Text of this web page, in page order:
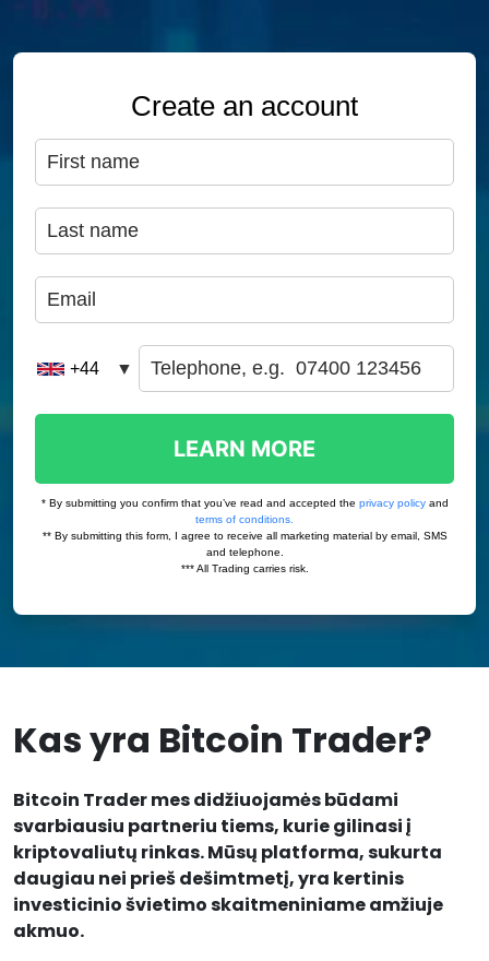
Kas yra Bitcoin Trader?
Bitcoin Trader mes didžiuojamės būdami
svarbiausiu partneriu tiems, kurie gilinasi į
kriptovaliutų rinkas. Mūsų platforma, sukurta
daugiau nei prieš dešimtmetį, yra kertinis
investicinio švietimo skaitmeniniame amžiuje
akmuo.